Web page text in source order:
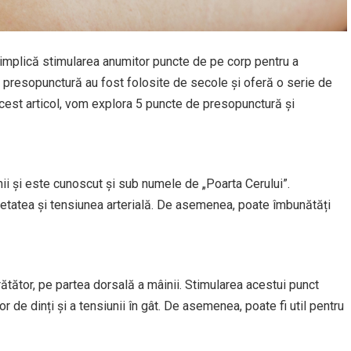
stimularea anumitor puncte de pe corp pentru a
au fost folosite de secole și oferă o serie de
articol, vom explora 5 puncte de presopunctură și
este cunoscut și sub numele de „Poarta Cerului”.
și tensiunea arterială. De asemenea, poate îmbunătăți
pe partea dorsală a mâinii. Stimularea acestui punct
de dinți și a tensiunii în gât. De asemenea, poate fi util pentru